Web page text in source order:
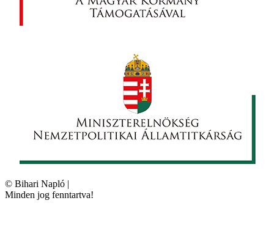
© Bihari Napló |
Minden jog fenntartva!